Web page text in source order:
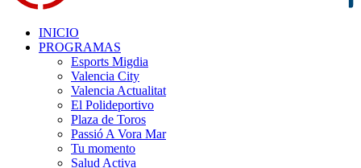
INICIO
PROGRAMAS
Esports Migdia
Valencia City
Valencia Actualitat
El Polideportivo
Plaza de Toros
Passió A Vora Mar
Tu momento
Salud Activa